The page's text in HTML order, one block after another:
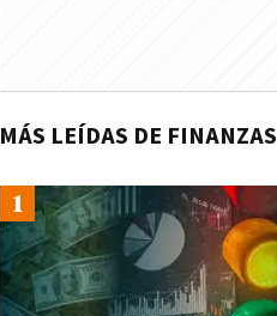
MÁS LEÍDAS DE FINANZAS